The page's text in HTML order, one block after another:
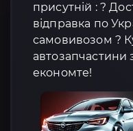
присутній : ?
відправка по
самовивозом ?
автозапчастини
економте!